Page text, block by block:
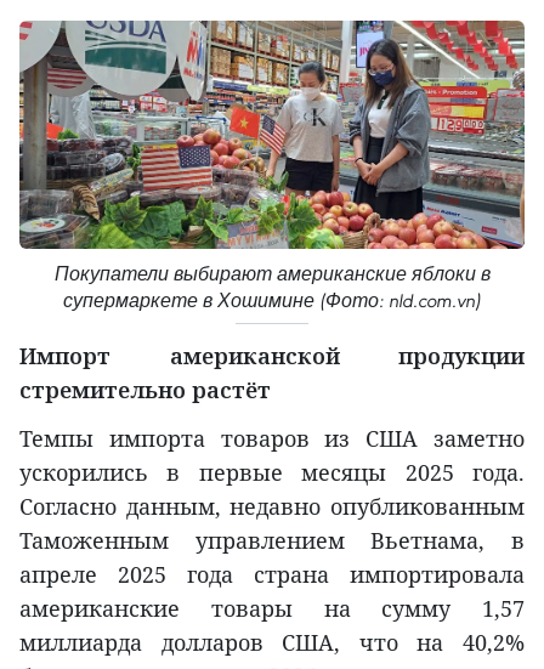
Покупатели выбирают американские яблоки в
супермаркете в Хошимине (Фото: nld.com.vn)
Импорт американской продукции
стремительно растёт
Темпы импорта товаров из США заметно
ускорились в первые месяцы 2025 года.
Согласно данным, недавно опубликованным
Таможенным управлением Вьетнама, в
апреле 2025 года страна импортировала
американские товары на сумму 1,57
миллиарда долларов США, что на 40,2%